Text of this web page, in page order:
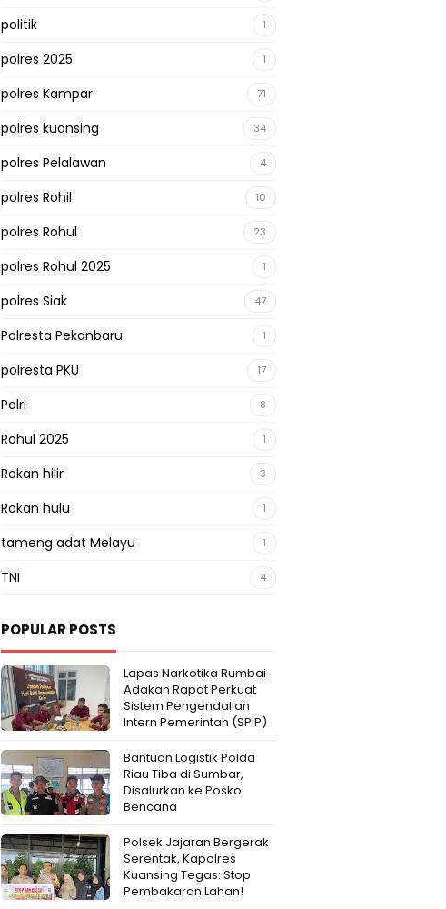
politik 1
polres 2025 1
polres Kampar 71
polres kuansing 34
polres Pelalawan 4
polres Rohil 10
polres Rohul 23
polres Rohul 2025 1
polres Siak 47
Polresta Pekanbaru 1
polresta PKU 17
Polri 8
Rohul 2025 1
Rokan hilir 3
Rokan hulu 1
tameng adat Melayu 1
TNI 4
POPULAR POSTS
Lapas Narkotika Rumbai
Adakan Rapat Perkuat
Sistem Pengendalian
Intern Pemerintah (SPIP)
Bantuan Logistik Polda
Riau Tiba di Sumbar,
Disalurkan ke Posko
Bencana
Polsek Jajaran Bergerak
Serentak, Kapolres
Kuansing Tegas: Stop
Pembakaran Lahan!